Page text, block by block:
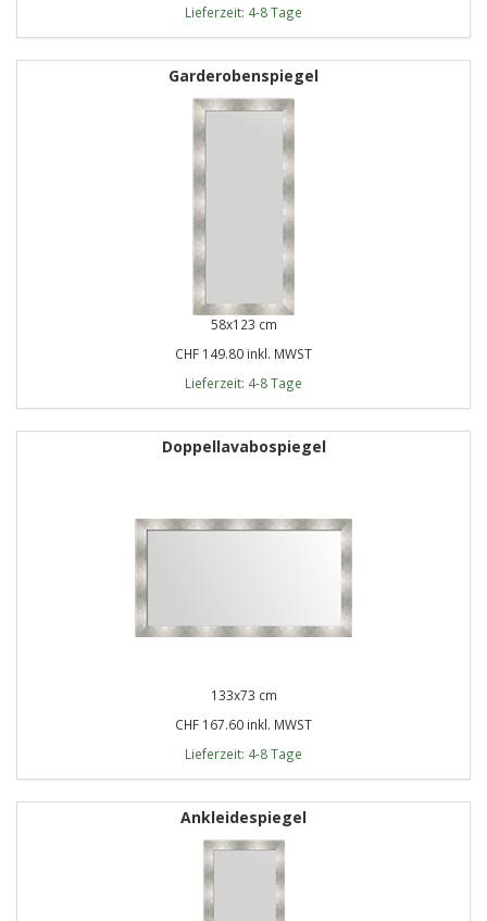
Lieferzeit: 4-8 Tage
Garderobenspiegel
58x123 cm
CHF 149.80 inkl. MWST
Lieferzeit: 4-8 Tage
Doppellavabospiegel
133x73 cm
CHF 167.60 inkl. MWST
Lieferzeit: 4-8 Tage
Ankleidespiegel